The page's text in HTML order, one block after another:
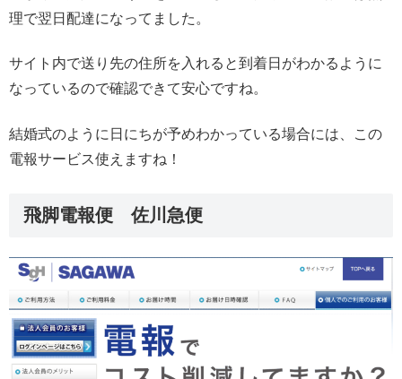
理で翌日配達になってました。
サイト内で送り先の住所を入れると到着日がわかるように
なっているので確認できて安心ですね。
結婚式のように日にちが予めわかっている場合には、この
電報サービス使えますね！
飛脚電報便 佐川急便